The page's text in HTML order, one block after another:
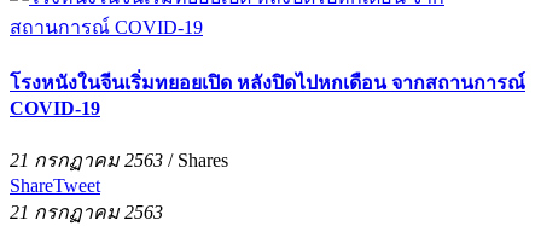
โรงหนังในจีนเริ่มทยอยเปิด หลังปิดไปหกเดือน จากสถานการณ์
COVID-19
21 กรกฏาคม 2563 / Shares
ShareTweet
21 กรกฏาคม 2563